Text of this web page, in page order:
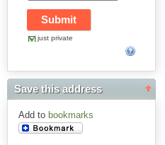
just private
Save this address
Add to bookmarks